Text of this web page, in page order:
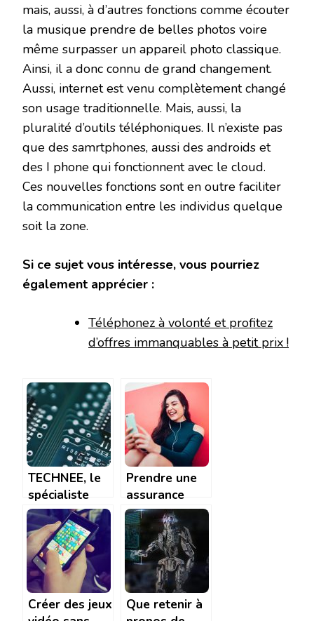
mais, aussi, à d’autres fonctions comme écouter
la musique prendre de belles photos voire
même surpasser un appareil photo classique.
Ainsi, il a donc connu de grand changement.
Aussi, internet est venu complètement changé
son usage traditionnelle. Mais, aussi, la
pluralité d’outils téléphoniques. Il n’existe pas
que des samrtphones, aussi des androids et
des I phone qui fonctionnent avec le cloud.
Ces nouvelles fonctions sont en outre faciliter
la communication entre les individus quelque
soit la zone.
Si ce sujet vous intéresse, vous pourriez
également apprécier :
Téléphonez à volonté et profitez
d’offres immanquables à petit prix !
TECHNEE, le
spécialiste
des solutions
RFID
Prendre une
assurance
pour son
smartphone,
un bon reflexe
Créer des jeux
Que retenir à